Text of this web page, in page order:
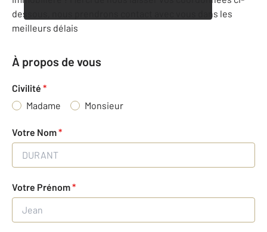
dessous, nous prendrons contact avec vous dans les
meilleurs délais
À propos de vous
Civilité *
Madame
Monsieur
Votre Nom*
Votre Prénom*